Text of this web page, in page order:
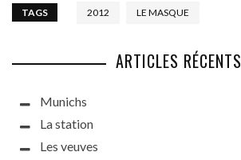
TAGS 2012 LE MASQUE
ARTICLES RÉCENTS
Munichs
La station
Les veuves